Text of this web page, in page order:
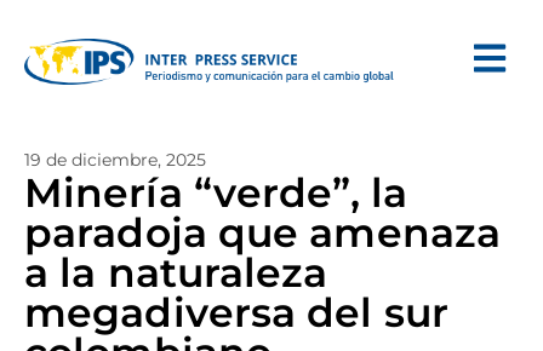
19 de diciembre, 2025
Minería “verde”, la
paradoja que amenaza
a la naturaleza
megadiversa del sur